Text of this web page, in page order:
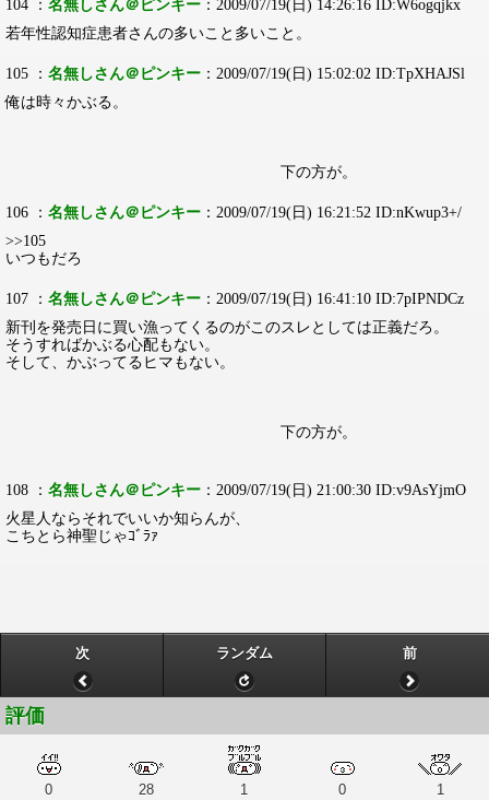
104 ： 名無しさん＠ピンキー ：2009/07/19(日) 14:26:16 ID:W6ogqjkx
若年性認知症患者さんの多いこと多いこと。
105 ： 名無しさん＠ピンキー ：2009/07/19(日) 15:02:02 ID:TpXHAJSl
俺は時々かぶる。
下の方が。
106 ： 名無しさん＠ピンキー ：2009/07/19(日) 16:21:52 ID:nKwup3+/
>>105
いつもだろ
107 ： 名無しさん＠ピンキー ：2009/07/19(日) 16:41:10 ID:7pIPNDCz
新刊を発売日に買い漁ってくるのがこのスレとしては正義だろ。
そうすればかぶる心配もない。
そして、かぶってるヒマもない。
下の方が。
108 ： 名無しさん＠ピンキー ：2009/07/19(日) 21:00:30 ID:v9AsYjmO
火星人ならそれでいいか知らんが、
こちとら神聖じゃｺﾞﾗｧ
次 ランダム 前
評価
0 28 1 0 1